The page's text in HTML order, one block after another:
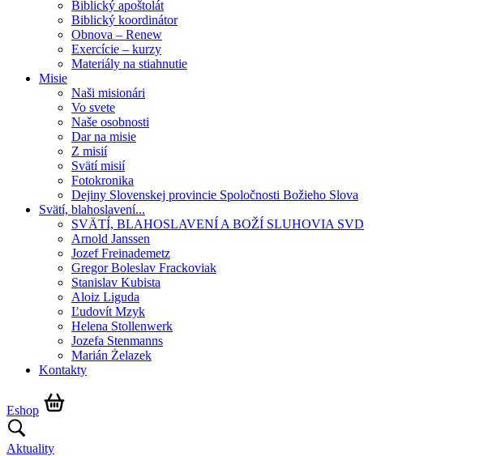
Biblický apoštolát
Biblický koordinátor
Obnova – Renew
Exercície – kurzy
Materiály na stiahnutie
Misie
Naši misionári
Vo svete
Naše osobnosti
Dar na misie
Z misií
Svätí misií
Fotokronika
Dejiny Slovenskej provincie Spoločnosti Božieho Slova
Svätí, blahoslavení...
SVÄTÍ, BLAHOSLAVENÍ A BOŽÍ SLUHOVIA SVD
Arnold Janssen
Jozef Freinademetz
Gregor Boleslav Frackoviak
Stanislav Kubista
Aloiz Liguda
Ľudovít Mzyk
Helena Stollenwerk
Jozefa Stenmanns
Marián Żelazek
Kontakty
Eshop
Aktuality